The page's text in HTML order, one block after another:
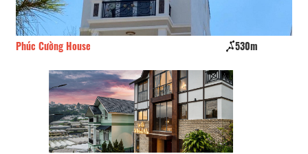
Phúc Cường House 530m